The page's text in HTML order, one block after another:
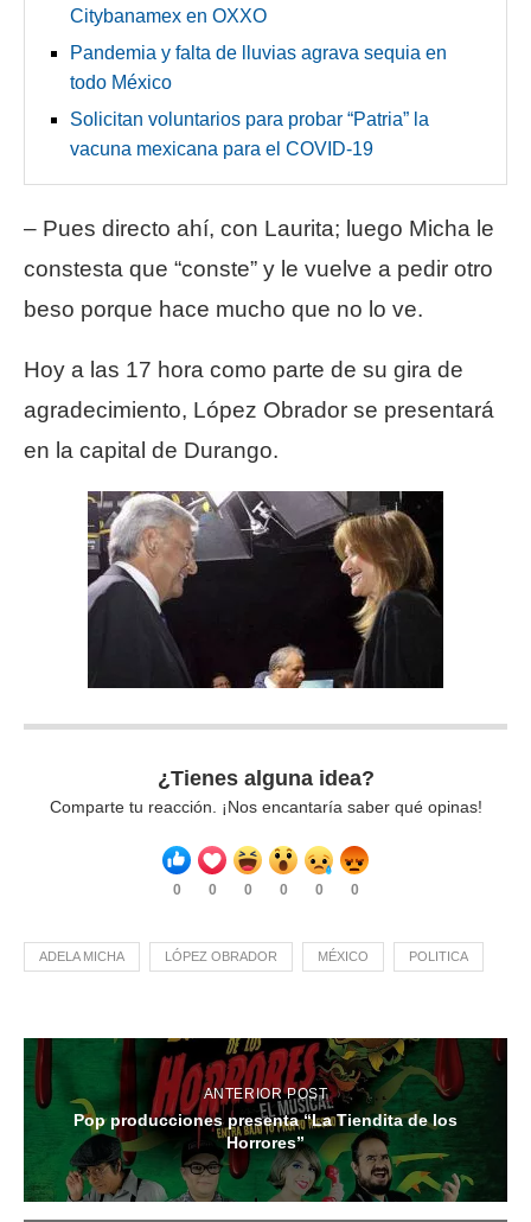
Citybanamex en OXXO
Pandemia y falta de lluvias agrava sequia en
todo México
Solicitan voluntarios para probar “Patria” la
vacuna mexicana para el COVID-19
– Pues directo ahí, con Laurita; luego Micha le
constesta que “conste” y le vuelve a pedir otro
beso porque hace mucho que no lo ve.
Hoy a las 17 hora como parte de su gira de
agradecimiento, López Obrador se presentará
en la capital de Durango.
¿Tienes alguna idea?
Comparte tu reacción. ¡Nos encantaría saber qué opinas!
0 0 0 0 0 0
ADELA MICHA LÓPEZ OBRADOR MÉXICO POLITICA
ANTERIOR POST
Pop producciones presenta “La Tiendita de los
Horrores”